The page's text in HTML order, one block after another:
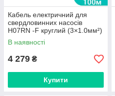
Кабель електричний для
свердловинних насосів
H07RN -F круглий (3×1.0мм²)
100м DONGYIN (779933)
В наявності
4 279 ₴
Купити